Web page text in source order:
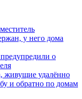
у него дома
о
живущие удалённо
и обратно по домам